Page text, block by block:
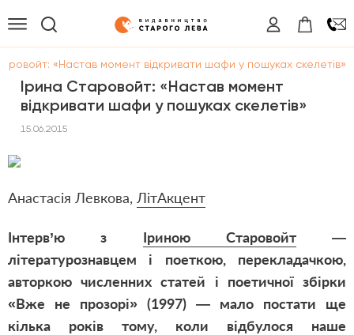
«Настав момент відкривати шафи у пошуках скелетів»
Ірина Старовойт: «Настав момент
відкривати шафи у пошуках скелетів»
15.06.2015
Анастасія Левкова, ЛітАкцент
Інтерв’ю з Іриною Старовойт—
літературознавцем і поеткою, перекладачкою,
авторкою численних статей і поетичної збірки
«Вже не прозорі» (1997) — мало постати ще
кілька років тому, коли відбулося наше